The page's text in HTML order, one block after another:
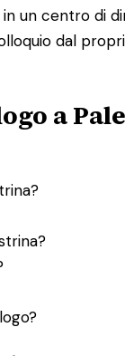
un centro di
dal
a